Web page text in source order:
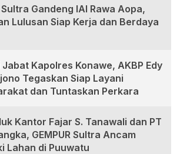
Gandeng IAI Rawa Aopa,
Lulusan Siap Kerja dan Berdaya
Jabat Kapolres Konawe, AKBP Edy
Tegaskan Siap Layani
dan Tuntaskan Perkara
Kantor Fajar S. Tanawali dan PT
GEMPUR Sultra Ancam
Lahan di Puuwatu